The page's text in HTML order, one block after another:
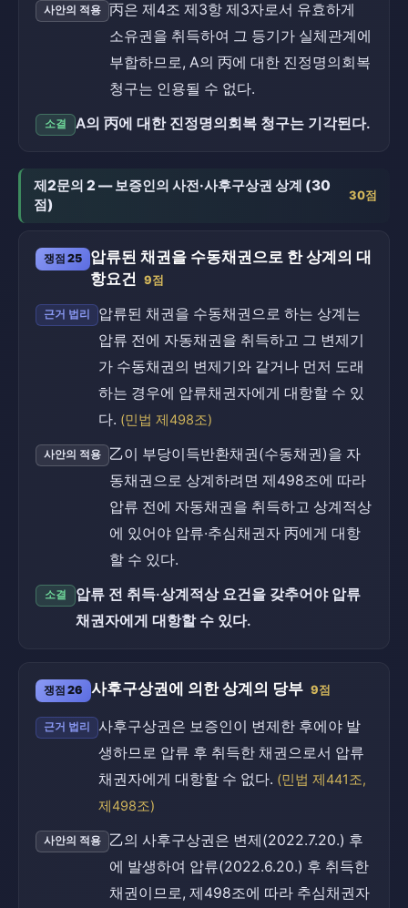
사안의 적용
丙은 제4조 제3항 제3자로서 유효하게
소유권을 취득하여 그 등기가 실체관계에
부합하므로, A의 丙에 대한 진정명의회복
청구는 인용될 수 없다.
소결 A의 丙에 대한 진정명의회복 청구는 기각된다.
제2문의 2 — 보증인의 사전·사후구상권 상계 (30
점)
30점
쟁점 25
압류된 채권을 수동채권으로 한 상계의 대
항요건
9점
근거 법리
압류된 채권을 수동채권으로 하는 상계는
압류 전에 자동채권을 취득하고 그 변제기
가 수동채권의 변제기와 같거나 먼저 도래
하는 경우에 압류채권자에게 대항할 수 있
다. (민법 제498조)
사안의 적용
乙이 부당이득반환채권(수동채권)을 자
동채권으로 상계하려면 제498조에 따라
압류 전에 자동채권을 취득하고 상계적상
에 있어야 압류·추심채권자 丙에게 대항
할 수 있다.
소결
압류 전 취득·상계적상 요건을 갖추어야 압류
채권자에게 대항할 수 있다.
쟁점 26 사후구상권에 의한 상계의 당부 9점
근거 법리
사후구상권은 보증인이 변제한 후에야 발
생하므로 압류 후 취득한 채권으로서 압류
채권자에게 대항할 수 없다. (민법 제441조,
제498조)
사안의 적용
乙의 사후구상권은 변제(2022.7.20.) 후
에 발생하여 압류(2022.6.20.) 후 취득한
채권이므로, 제498조에 따라 추심채권자